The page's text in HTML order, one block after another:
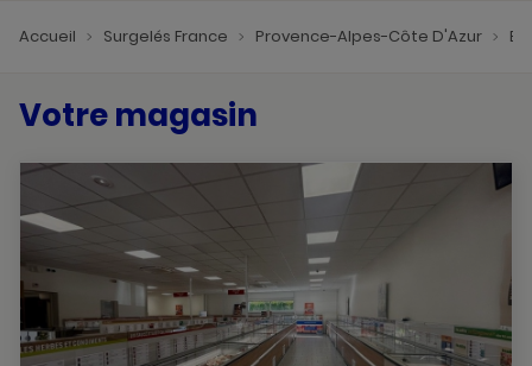
Accueil Surgelés France Provence-Alpes-Côte D'Azur
Votre magasin